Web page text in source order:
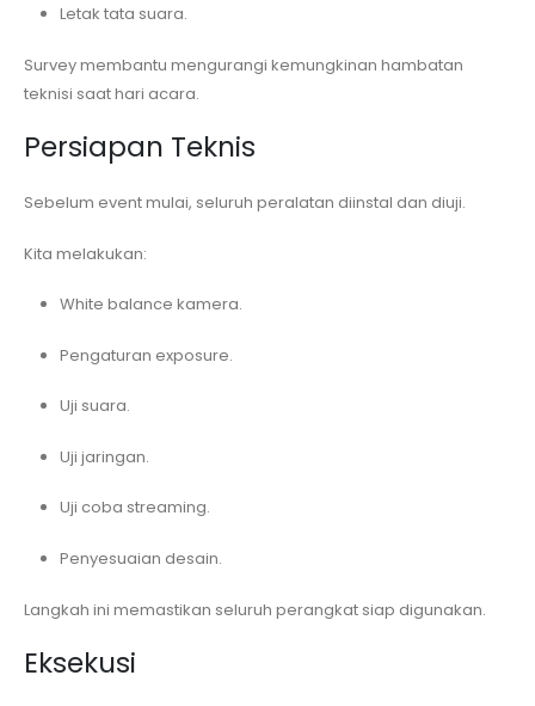
Letak tata suara.
Survey membantu mengurangi kemungkinan hambatan
teknisi saat hari acara.
Persiapan Teknis
Sebelum event mulai, seluruh peralatan diinstal dan diuji.
Kita melakukan:
White balance kamera.
Pengaturan exposure.
Uji suara.
Uji jaringan.
Uji coba streaming.
Penyesuaian desain.
Langkah ini memastikan seluruh perangkat siap digunakan.
Eksekusi